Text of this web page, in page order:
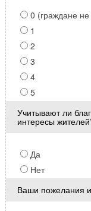
0 (граждане
1
2
3
4
5
Учитывают ли
интересы
Да
Нет
Ваши пожелания